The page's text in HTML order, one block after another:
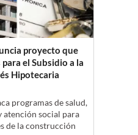
proyecto que
el Subsidio a la
Hipotecaria
programas de salud,
atención social para
de la construcción